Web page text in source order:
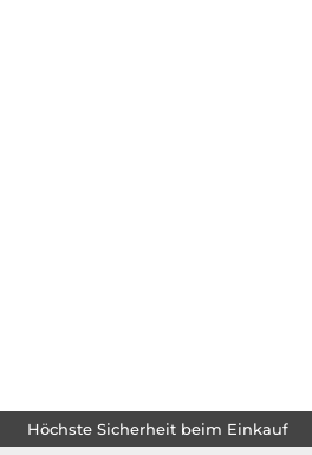
Höchste Sicherheit beim Einkauf